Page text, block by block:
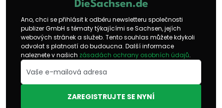
DieSachsen.de
Ano, chci se přihlásit k odběru newsletteru společnosti
publizer GmbH s tématy týkajícími se Sachsen, jejích
webových stránek a služeb. Tento souhlas můžete kdykoli
odvolat s platností do budoucna. Další informace
naleznete v našich zásadách ochrany osobních údajů.
ZAREGISTRUJTE SE NYNÍ